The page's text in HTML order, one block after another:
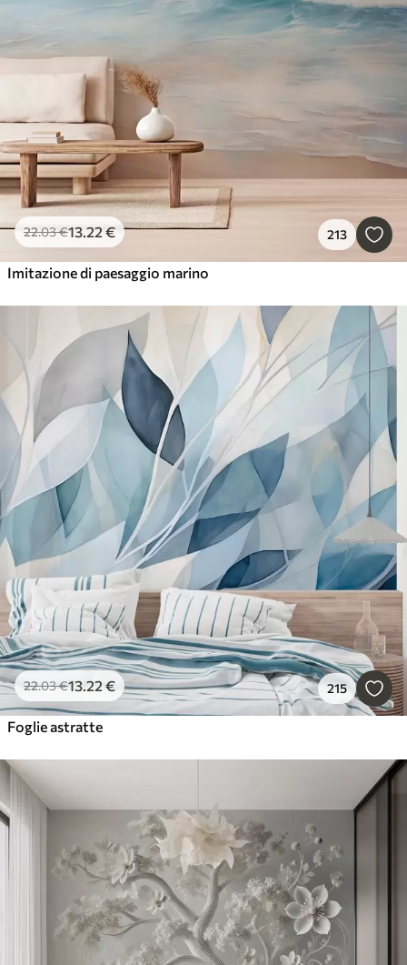
22.03€13.22 € 213
Imitazione di paesaggio marino
22.03€13.22 € 215
Foglie astratte